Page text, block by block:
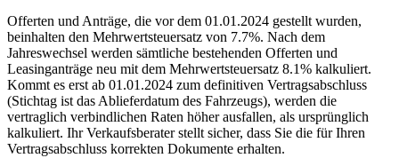
Offerten und Anträge, die vor dem 01.01.2024 gestellt wurden,
beinhalten den Mehrwertsteuersatz von 7.7%. Nach dem
Jahreswechsel werden sämtliche bestehenden Offerten und
Leasinganträge neu mit dem Mehrwertsteuersatz 8.1% kalkuliert.
Kommt es erst ab 01.01.2024 zum definitiven Vertragsabschluss
(Stichtag ist das Ablieferdatum des Fahrzeugs), werden die
vertraglich verbindlichen Raten höher ausfallen, als ursprünglich
kalkuliert. Ihr Verkaufsberater stellt sicher, dass Sie die für Ihren
Vertragsabschluss korrekten Dokumente erhalten.